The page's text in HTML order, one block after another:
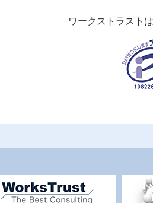
ワークストラスト